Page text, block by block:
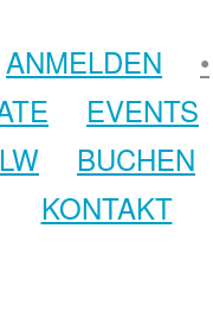
ANMELDEN •
EVENTS
BUCHEN
KONTAKT